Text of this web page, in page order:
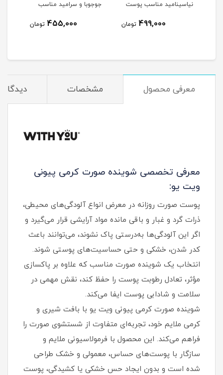
نیاسینامید مناسب پوست
499,000 تومان
جوجوبا و سرامید مناسب
455,000 تومان
معرفی محصول مشخصات
معرفی تخصصی شوینده صورت کرمی پیونی
ویت یو:
پوست صورت روزانه در معرض انواع آلودگی‌های محیطی،
ذرات گرد و غبار و باقی‌ مانده مواد آرایشی قرار می‌گیرد و
اگر این آلودگی‌ها به‌درستی پاک نشوند، می‌توانند باعث
کدر شدن، خشکی و حتی حساسیت‌های پوستی شوند.
انتخاب یک شوینده صورت مناسب که علاوه بر پاکسازی
مؤثر، تعادل رطوبت پوست را حفظ کند، نقش مهمی در
سلامت و شادابی پوست ایفا می‌کند.
شوینده صورت کرمی پیونی ویت یو با بافت شیری و
کرمی ملایم خود، تجربه‌ای متفاوت از شستشوی صورت را
فراهم می‌کند. این محصول با فرمولاسیونی ملایم و
سازگار با پوست‌های حساس، معمولی و خشک طراحی
شده است و بدون ایجاد حس خشکی یا کشیدگی، پوست